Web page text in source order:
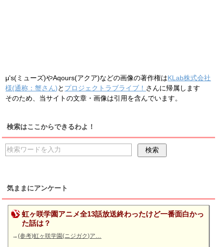
μ's(ミューズ)やAqours(アクア)などの画像の著作権はKLab株式会社
様(通称：蟹さん)と プロジェクトラブライブ！ さんに帰属します
そのため、当サイトの文章・画像は引用を含んでいます。
検索はここからできるわよ！
気ままにアンケート
虹ヶ咲学園アニメ全13話放送終わったけど一番面白かっ
た話は？
→(参考)虹ヶ咲学園(ニジガク)ア…